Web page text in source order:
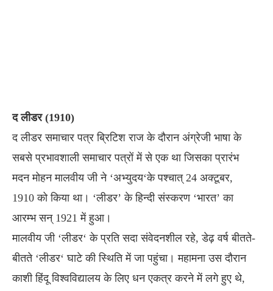
द लीडर (1910)
द लीडर समाचार पत्र ब्रिटिश राज के दौरान अंग्रेजी भाषा के
सबसे प्रभावशाली समाचार पत्रों में से एक था जिसका प्रारंभ
मदन मोहन मालवीय जी ने ‘अभ्युदय‘के पश्चात् 24 अक्टूबर,
1910 को किया था। ‘लीडर’ के हिन्दी संस्करण ‘भारत’ का
आरम्भ सन् 1921 में हुआ।
मालवीय जी ‘लीडर‘ के प्रति सदा संवेदनशील रहे, डेढ़ वर्ष बीतते-
बीतते ‘लीडर‘ घाटे की स्थिति में जा पहुंचा। महामना उस दौरान
काशी हिंदू विश्वविद्यालय के लिए धन एकत्र करने में लगे हुए थे,